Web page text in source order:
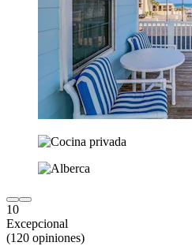
10
Excepcional
(120 opiniones)